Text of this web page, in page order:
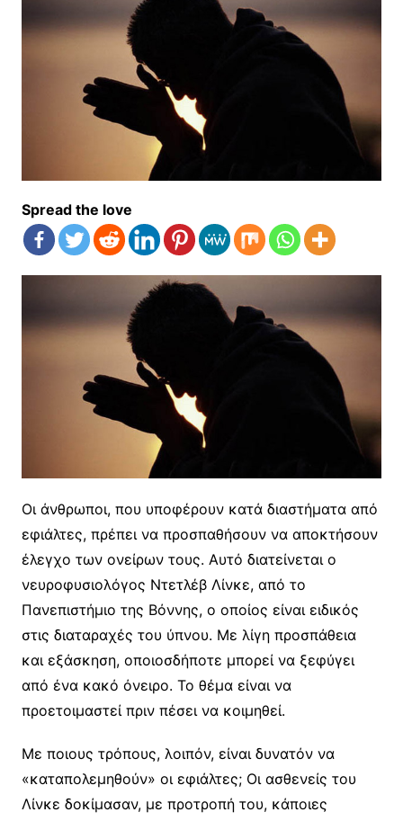
Spread the love
Οι άνθρωποι, που υποφέρουν κατά διαστήματα από
εφιάλτες, πρέπει να προσπαθήσουν να αποκτήσουν
έλεγχο των ονείρων τους. Αυτό διατείνεται ο
νευροφυσιολόγος Ντετλέβ Λίνκε, από το
Πανεπιστήμιο της Βόννης, ο οποίος είναι ειδικός
στις διαταραχές του ύπνου. Με λίγη προσπάθεια
και εξάσκηση, οποιοσδήποτε μπορεί να ξεφύγει
από ένα κακό όνειρο. Το θέμα είναι να
προετοιμαστεί πριν πέσει να κοιμηθεί.
Με ποιους τρόπους, λοιπόν, είναι δυνατόν να
«καταπολεμηθούν» οι εφιάλτες; Οι ασθενείς του
Λίνκε δοκίμασαν, με προτροπή του, κάποιες